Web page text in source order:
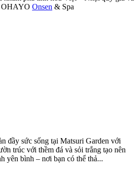
OHAYO Onsen & Spa
đầy sức sống tại Matsuri Garden với
trúc với thềm đá và sỏi trắng tạo nên
yên bình – nơi bạn có thể thả...